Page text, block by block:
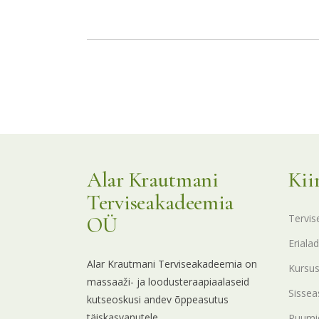
Alar Krautmani
Terviseakadeemia
OÜ
Alar Krautmani Terviseakadeemia on
massaaži- ja loodusteraapiaalaseid
kutseoskusi andev õppeasutus
Erialad